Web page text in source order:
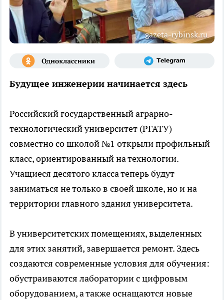
gazeta-rybinsk.ru
Будущее инженерии начинается здесь
Российский государственный аграрно-
технологический университет (РГАТУ)
совместно со школой №1 открыли профильный
класс, ориентированный на технологии.
Учащиеся десятого класса теперь будут
заниматься не только в своей школе, но и на
территории главного здания университета.
В университетских помещениях, выделенных
для этих занятий, завершается ремонт. Здесь
создаются современные условия для обучения:
обустраиваются лаборатории с цифровым
оборудованием, а также оснащаются новые